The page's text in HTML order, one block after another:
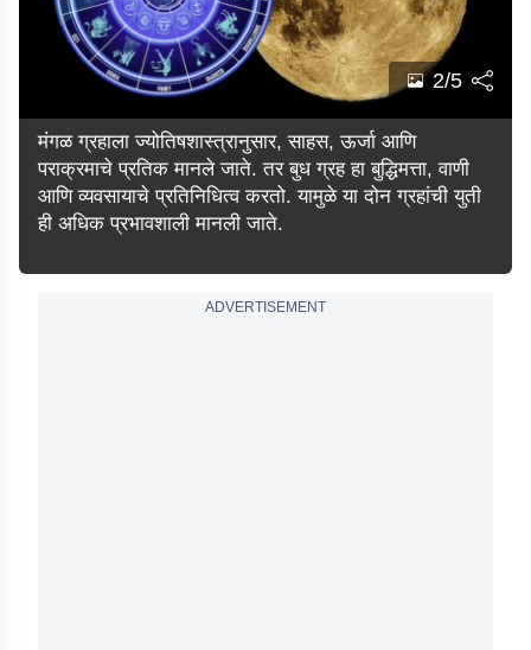
2/5
मंगळ ग्रहाला ज्योतिषशास्त्रानुसार, साहस, ऊर्जा आणि
पराक्रमाचे प्रतिक मानले जाते. तर बुध ग्रह हा बुद्धिमत्ता, वाणी
आणि व्यवसायाचे प्रतिनिधित्व करतो. यामुळे या दोन ग्रहांची युती
ही अधिक प्रभावशाली मानली जाते.
ADVERTISEMENT